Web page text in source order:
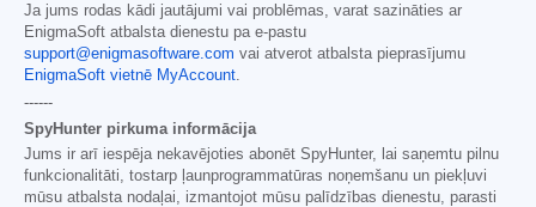
Ja jums rodas kādi jautājumi vai problēmas, varat sazināties ar
EnigmaSoft atbalsta dienestu pa e-pastu
support@enigmasoftware.com vai atverot atbalsta pieprasījumu
EnigmaSoft vietnē MyAccount.
------
SpyHunter pirkuma informācija
Jums ir arī iespēja nekavējoties abonēt SpyHunter, lai saņemtu pilnu
funkcionalitāti, tostarp ļaunprogrammatūras noņemšanu un piekļuvi
mūsu atbalsta nodaļai, izmantojot mūsu palīdzības dienestu, parasti